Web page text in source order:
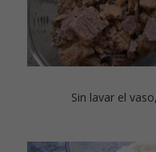
Sin lavar el